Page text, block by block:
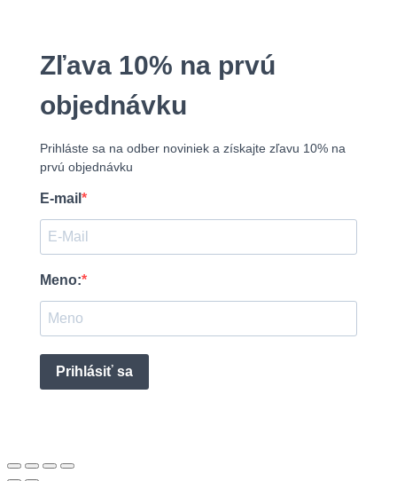
Zľava 10% na prvú
objednávku
Prihláste sa na odber noviniek a získajte zľavu 10% na
prvú objednávku
E-mail
Meno:
Prihlásiť sa